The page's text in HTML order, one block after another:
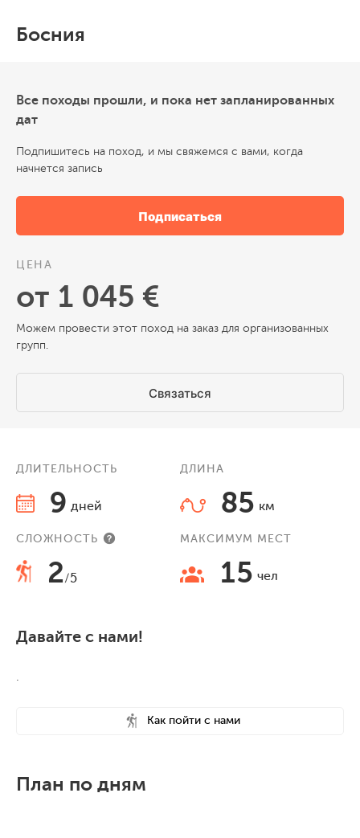
Босния
Все походы прошли, и пока нет запланированных
дат
Подпишитесь на поход, и мы свяжемся с вами, когда
начнется запись
Подписаться
ЦЕНА
от 1 045 €
Можем провести этот поход на заказ для организованных
групп.
Связаться
ДЛИТЕЛЬНОСТЬ
9 дней
ДЛИНА
85 км
СЛОЖНОСТЬ
2/5
МАКСИМУМ МЕСТ
15 чел
Давайте с нами!
.
Как пойти с нами
План по дням